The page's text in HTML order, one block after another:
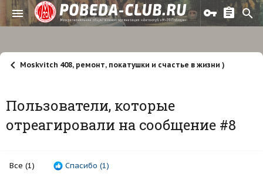
Moskvitch 408, ремонт, покатушки и счастье в жизни )
Пользователи, которые
отреагировали на сообщение #8
Все (1) Спасибо (1)